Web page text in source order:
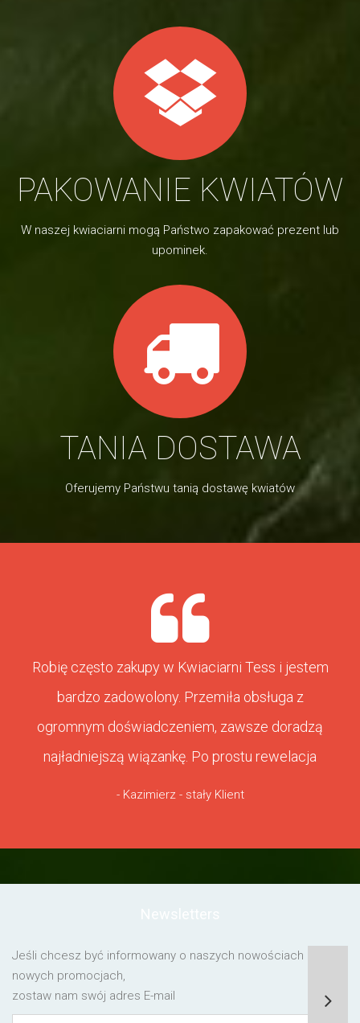
PAKOWANIE KWIATÓW
W naszej kwiaciarni mogą Państwo zapakować prezent lub
upominek.
TANIA DOSTAWA
Oferujemy Państwu tanią dostawę kwiatów
Robię często zakupy w Kwiaciarni Tess i jestem
bardzo zadowolony. Przemiła obsługa z
ogromnym doświadczeniem, zawsze doradzą
najładniejszą wiązankę. Po prostu rewelacja
- Kazimierz - stały Klient
Jeśli chcesz być informowany o naszych nowościach lub o
nowych promocjach,
zostaw nam swój adres E-mail